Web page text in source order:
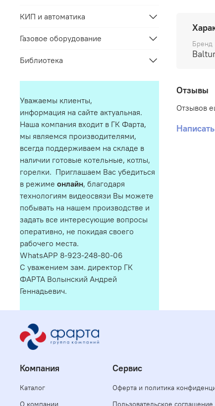
Бренд
Отзывы
Отзывов
КИП и автоматика
Газовое оборудование
Библиотека
Уважаемы клиенты,
информация на сайте актуальная.
Наша компания входит в ГК Фарта,
мы являемся производителями,
всегда поддерживаем на складе в
наличии готовые котельные, котлы,
горелки. Приглашаем Вас убедиться
в режиме онлайн, благодаря
технологиям видеосвязи Вы можете
побывать на нашем производстве и
задать все интересующие вопросы
оперативно, не покидая своего
рабочего места.
WhatsAPP 8-923-248-80-06
С уважением зам. директор ГК
ФАРТА Волынский Андрей
Геннадьевич.
Компания
Каталог
О компании
Сервис
Оферта и политика
Пользовательское соглашение